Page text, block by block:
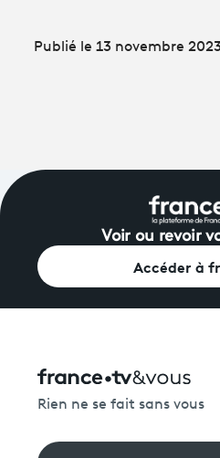
Publié le 13 novembre 2023
Voir ou revoir
Accéder à
Rien ne se fait sans vous